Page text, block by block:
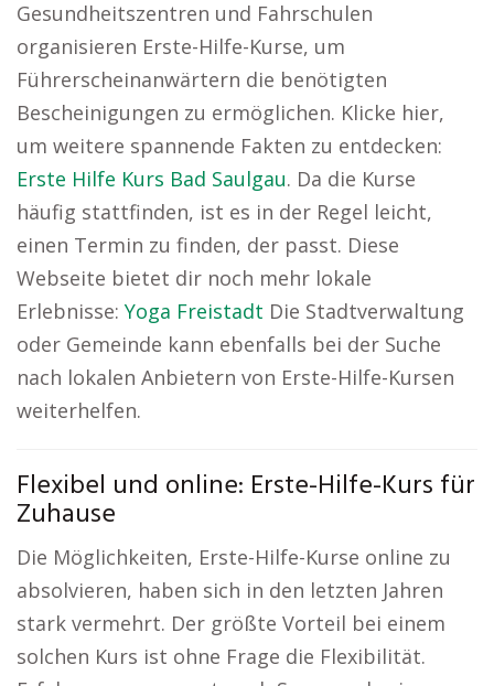
Gesundheitszentren und Fahrschulen
organisieren Erste-Hilfe-Kurse, um
Führerscheinanwärtern die benötigten
Bescheinigungen zu ermöglichen. Klicke hier,
um weitere spannende Fakten zu entdecken:
Erste Hilfe Kurs Bad Saulgau. Da die Kurse
häufig stattfinden, ist es in der Regel leicht,
einen Termin zu finden, der passt. Diese
Webseite bietet dir noch mehr lokale
Erlebnisse: Yoga Freistadt Die Stadtverwaltung
oder Gemeinde kann ebenfalls bei der Suche
nach lokalen Anbietern von Erste-Hilfe-Kursen
weiterhelfen.
Flexibel und online: Erste-Hilfe-Kurs für
Zuhause
Die Möglichkeiten, Erste-Hilfe-Kurse online zu
absolvieren, haben sich in den letzten Jahren
stark vermehrt. Der größte Vorteil bei einem
solchen Kurs ist ohne Frage die Flexibilität.